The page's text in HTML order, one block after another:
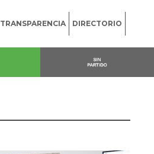
TRANSPARENCIA DIRECTORIO